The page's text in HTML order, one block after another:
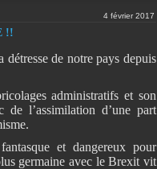
4 février 2017
!!
détresse de notre pays depuis
administratifs et son
l’assimilation d’une part
et dangereux pour
germaine avec le Brexit vit